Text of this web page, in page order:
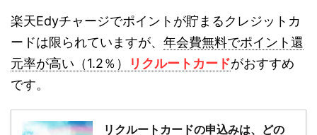
楽天Edyチャージでポイントが貯まるクレジットカ
ードは限られていますが、 年会費無料でポイント還
元率が高い（1.2％）
リクルートカードがおすすめ
です。
リクルートカードの申込みは、どの